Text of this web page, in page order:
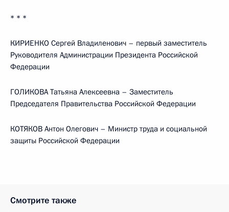
* * *
КИРИЕНКО Сергей Владиленович – первый заместитель
Руководителя Администрации Президента Российской
Федерации
ГОЛИКОВА Татьяна Алексеевна – Заместитель
Председателя Правительства Российской Федерации
КОТЯКОВ Антон Олегович – Министр труда и социальной
защиты Российской Федерации
Смотрите также